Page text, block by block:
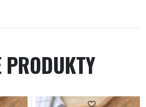
PRODUKTY